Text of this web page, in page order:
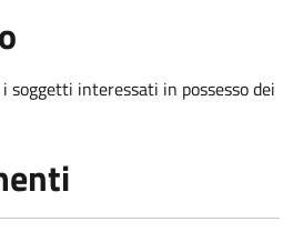
interessati in possesso dei